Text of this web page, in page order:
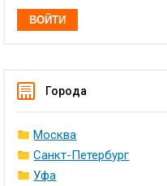
Города
Москва
Санкт-Петербург
Уфа